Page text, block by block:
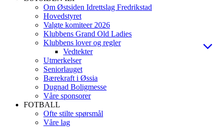
Om Østsiden Idrettslag Fredrikstad
Hovedstyret
Valgte komiteer 2026
Klubbens Grand Old Ladies
Klubbens lover og regler
Vedtekter
Utmerkelser
Seniorlauget
Bærekraft i Øssia
Dugnad Boligmesse
Våre sponsorer
FOTBALL
Ofte stilte spørsmål
Våre lag